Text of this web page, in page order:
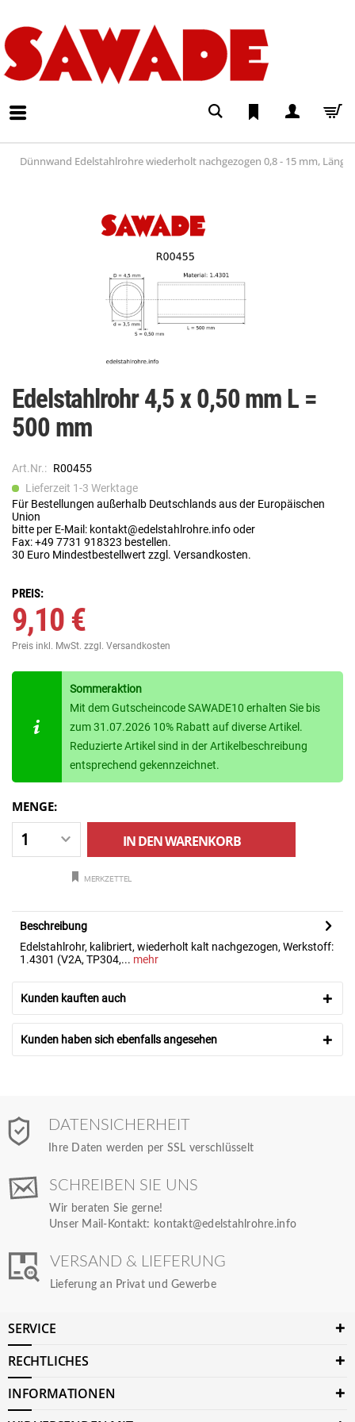
Dünnwand Edelstahlrohre wiederholt nachgezogen 0,8 - 15 mm, Länge
Edelstahlrohr 4,5 x 0,50 mm L =
500 mm
Art.Nr.: R00455
Lieferzeit 1-3 Werktage
Für Bestellungen außerhalb Deutschlands aus der Europäischen
Union
bitte per E-Mail: kontakt@edelstahlrohre.info oder
Fax: +49 7731 918323 bestellen.
30 Euro Mindestbestellwert zzgl. Versandkosten.
PREIS:
9,10 €
Preis inkl. MwSt. zzgl. Versandkosten
Sommeraktion
Mit dem Gutscheincode SAWADE10 erhalten Sie bis
zum 31.07.2026 10% Rabatt auf diverse Artikel.
Reduzierte Artikel sind in der Artikelbeschreibung
entsprechend gekennzeichnet.
MENGE:
IN DENWARENKORB
MERKZETTEL
Beschreibung
Edelstahlrohr, kalibriert, wiederholt kalt nachgezogen, Werkstoff:
1.4301 (V2A, TP304,... mehr
Kunden kauften auch
Kunden haben sich ebenfalls angesehen
DATENSICHERHEIT
Ihre Daten werden per SSL verschlüsselt
SCHREIBEN SIE UNS
Wir beraten Sie gerne!
Unser Mail-Kontakt: kontakt@edelstahlrohre.info
VERSAND & LIEFERUNG
Lieferung an Privat und Gewerbe
SERVICE
RECHTLICHES
INFORMATIONEN